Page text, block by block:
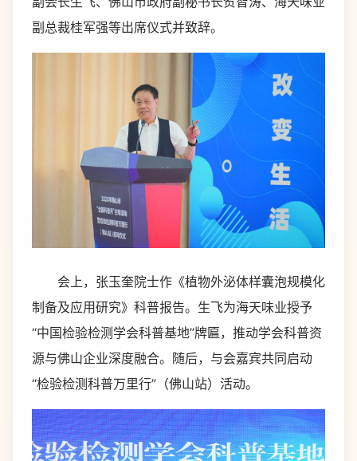
副总裁桂军强等出席仪式并致辞。
会上，张玉奎院士作《植物外泌体样囊泡规模化
制备及应用研究》科普报告。生飞为海天味业授予
“中国检验检测学会科普基地”牌匾，推动学会科普资
源与佛山企业深度融合。随后，与会嘉宾共同启动
“检验检测科普万里行”（佛山站）活动。